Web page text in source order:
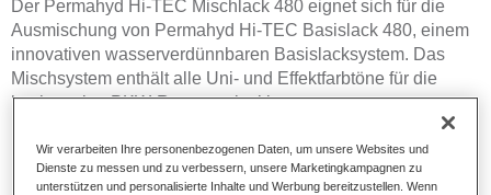
Der Permahyd Hi-TEC Mischlack 480 eignet sich für die
Ausmischung von Permahyd Hi-TEC Basislack 480, einem
innovativen wasserverdünnbaren Basislacksystem. Das
Mischsystem enthält alle Uni- und Effektfarbtöne für die
hochwertige PKW-Reparaturlackierung.
Produktmerkmale
Einfach und schnell zu verarbeiten.
Wir verarbeiten Ihre personenbezogenen Daten, um unsere Websites und
Dienste zu messen und zu verbessern, unsere Marketingkampagnen zu
unterstützen und personalisierte Inhalte und Werbung bereitzustellen. Wenn